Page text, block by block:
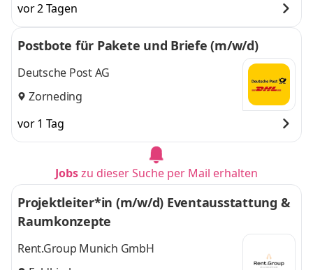
vor 2 Tagen
Postbote für Pakete und Briefe (m/w/d)
Deutsche Post AG
Zorneding
vor 1 Tag
Jobszu dieser Suche per Mail erhalten
Projektleiter*in (m/w/d) Eventausstattung &
Raumkonzepte
Rent.Group Munich GmbH